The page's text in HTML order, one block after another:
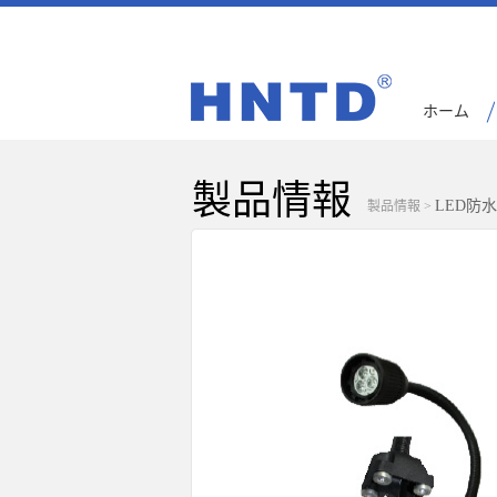
ホーム
製品情報 製品情報 > LED防